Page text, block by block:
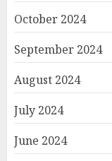
October 2024
September 2024
August 2024
July 2024
June 2024